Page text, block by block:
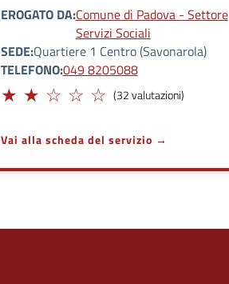
EROGATO DAComune di Padova - Settore
Servizi Sociali
SEDEQuartiere 1 Centro (Savonarola)
TELEFONO049 8205088
Limitato
(32 valutazioni)
Vai alla scheda del servizio